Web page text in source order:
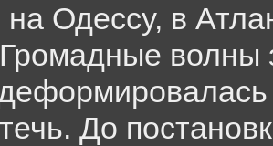
Одессу, в
волны
До